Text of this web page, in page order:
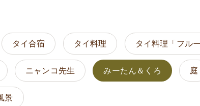
タイ合宿 タイ料理 タイ料理「フルー
ニャンコ先生 みーたん＆くろ 庭
景